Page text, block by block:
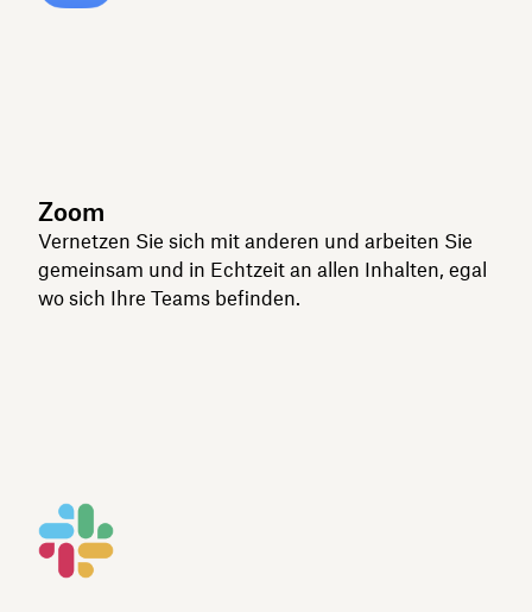
Zoom
Vernetzen Sie sich mit anderen und arbeiten Sie
gemeinsam und in Echtzeit an allen Inhalten, egal
wo sich Ihre Teams befinden.